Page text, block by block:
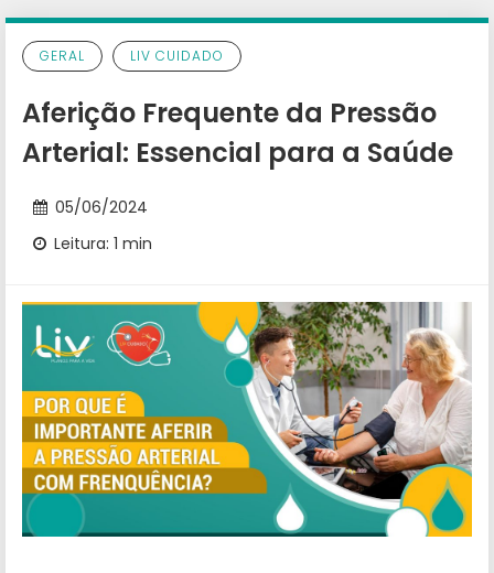
GERAL LIV CUIDADO
Aferição Frequente da Pressão
Arterial: Essencial para a Saúde
05/06/2024
Leitura: 1 min